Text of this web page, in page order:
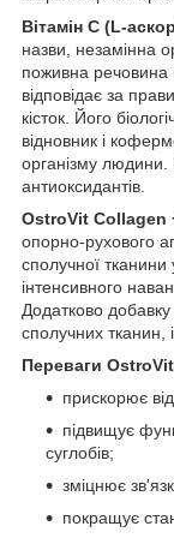
Вітамін С (L-
назви, незамінна
поживна речовина
відповідає за
кісток. Його
відновник і
організму людини.
антиоксидантів.
OstroVit Collagen
опорно-рухового
сполучної тканини
інтенсивного
Додатково
сполучних тканин,
Переваги
прискорює
підвищує
суглобів;
зміцнює
покращує